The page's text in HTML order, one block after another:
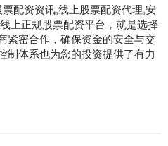
配资资讯,线上股票配资代理,安
上正规股票配资平台，就是选择
紧密合作，确保资金的安全与交
制体系也为您的投资提供了有力